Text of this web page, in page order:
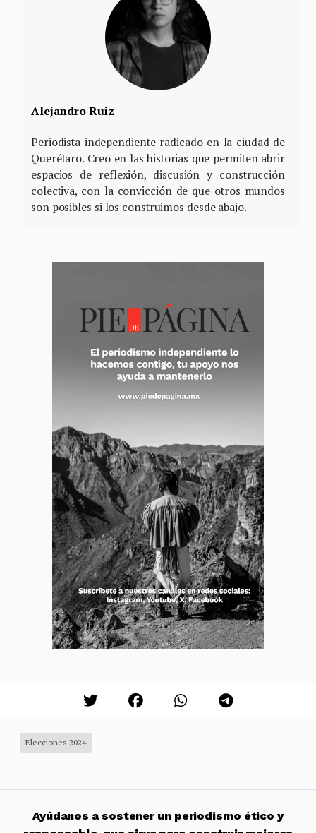
Alejandro Ruiz
Periodista independiente radicado en la ciudad de
Querétaro. Creo en las historias que permiten abrir
espacios de reflexión, discusión y construcción
colectiva, con la convicción de que otros mundos
son posibles si los construimos desde abajo.
Elecciones 2024
Ayúdanos a sostener un periodismo ético y